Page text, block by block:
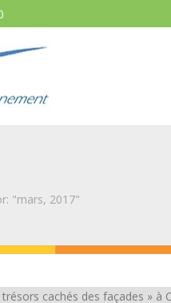
"mars, 2017"